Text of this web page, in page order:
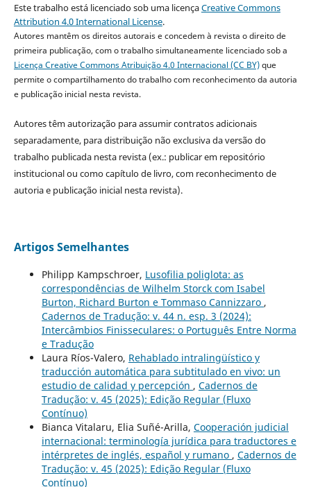
Este trabalho está licenciado sob uma licençaCreative Commons
Attribution 4.0 International License.
Autores mantêm os direitos autorais e concedem à revista o direito de
primeira publicação, com o trabalho simultaneamente licenciado sob a
Licença Creative Commons Atribuição 4.0 Internacional (CC BY)que
permite o compartilhamento do trabalho com reconhecimento da autoria
e publicação inicial nesta revista.
Autores têm autorização para assumir contratos adicionais
separadamente, para distribuição não exclusiva da versão do
trabalho publicada nesta revista (ex.: publicar em repositório
institucional ou como capítulo de livro, com reconhecimento de
autoria e publicação inicial nesta revista).
Artigos Semelhantes
Philipp Kampschroer, Lusofilia poliglota: as
correspondências de Wilhelm Storck com Isabel
Burton, Richard Burton e Tommaso Cannizzaro ,
Cadernos de Tradução: v. 44 n. esp. 3 (2024):
Intercâmbios Finisseculares: o Português Entre Norma
e Tradução
Laura Ríos-Valero, Rehablado intralingüístico y
traducción automática para subtitulado en vivo: un
estudio de calidad y percepción , Cadernos de
Tradução: v. 45 (2025): Edição Regular (Fluxo
Contínuo)
Bianca Vitalaru, Elia Suñé-Arilla, Cooperación judicial
internacional: terminología jurídica para traductores e
intérpretes de inglés, español y rumano , Cadernos de
Tradução: v. 45 (2025): Edição Regular (Fluxo
Contínuo)